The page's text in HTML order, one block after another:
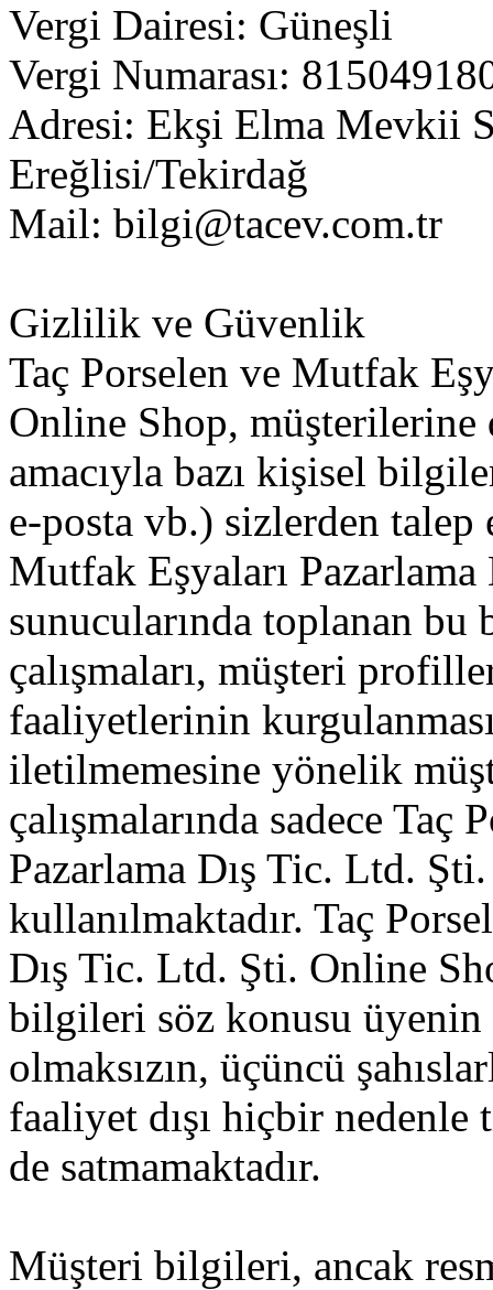
Vergi Dairesi: Güneşli
Vergi Numarası:
Adresi: Ekşi Elma Mevkii
Ereğlisi/Tekirdağ
Mail: bilgi@tacev.com.tr
Gizlilik ve Güvenlik
Taç Porselen ve Mutfak
Online Shop,
amacıyla bazı kişisel
e-posta vb.) sizlerden talep
Mutfak Eşyaları
sunucularında toplanan
çalışmaları, müşteri
faaliyetlerinin
iletilmemesine yönelik
çalışmalarında sadece
Pazarlama Dış Tic. Ltd.
kullanılmaktadır. Taç
Dış Tic. Ltd. Şti. Online
bilgileri söz konusu üyenin
olmaksızın, üçüncü
faaliyet dışı hiçbir
de satmamaktadır.
Müşteri bilgileri, ancak